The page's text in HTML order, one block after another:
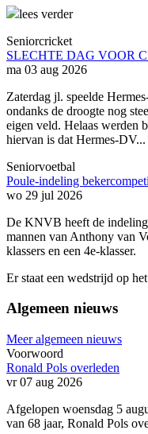
lees verder
Seniorcricket
SLECHTE DAG VOOR
ma 03 aug 2026
Zaterdag jl. speelde
ondanks de droogte nog
eigen veld. Helaas werden
hiervan is dat Hermes-DV...
Seniorvoetbal
Poule-indeling
wo 29 jul 2026
De KNVB heeft de indeling
mannen van Anthony van
klassers en een 4e-klasser.
Er staat een wedstrijd op
Algemeen nieuws
Meer algemeen nieuws
Voorwoord
Ronald Pols overleden
vr 07 aug 2026
Afgelopen woensdag 5
van 68 jaar, Ronald Pols